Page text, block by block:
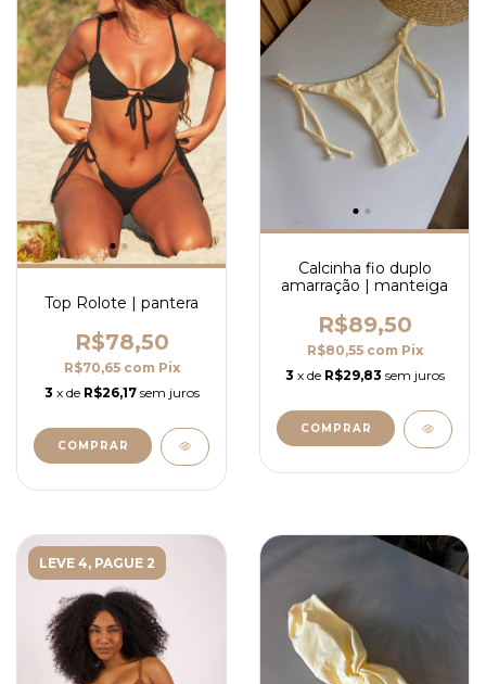
Top Rolote | pantera
R$78,50
R$70,65 com Pix
3 x de R$26,17 sem juros
COMPRAR
Calcinha fio duplo
amarração | manteiga
R$89,50
R$80,55 com Pix
3 x de R$29,83 sem juros
COMPRAR
LEVE 4, PAGUE 2